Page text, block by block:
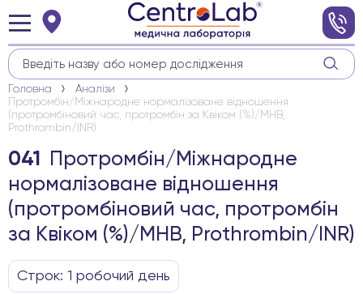
Головна
Аналізи
Протромбін/Міжнародне нормалізоване відношення
(протромбіновий час, протромбін за Квіком (%)/МНВ,
Prothrombin/INR)
041
Протромбін/Міжнародне
нормалізоване відношення
(протромбіновий час, протромбін
за Квіком (%)/МНВ, Prothrombin/INR)
Строк: 1 робочиӣ день